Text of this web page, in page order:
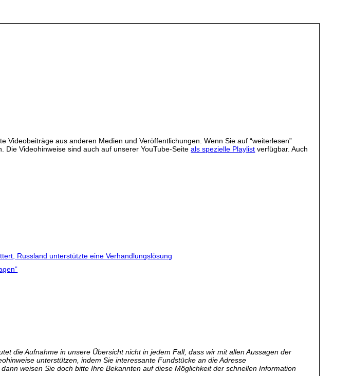
aus anderen Medien und Veröffentlichungen. Wenn Sie auf “weiterlesen”
Die Videohinweise sind auch auf unserer YouTube-Seiteals spezielle Playlist verfügbar. Auch
Russland unterstützte eine Verhandlungslösung
die Aufnahme in unsere Übersicht nicht in jedem Fall, dass wir mit allen Aussagen der
unterstützen, indem Sie interessante Fundstücke an die Adresse
weisen Sie doch bitte Ihre Bekannten auf diese Möglichkeit der schnellen Information